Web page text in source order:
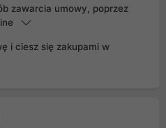
zawarcia umowy, poprzez
i ciesz się zakupami w